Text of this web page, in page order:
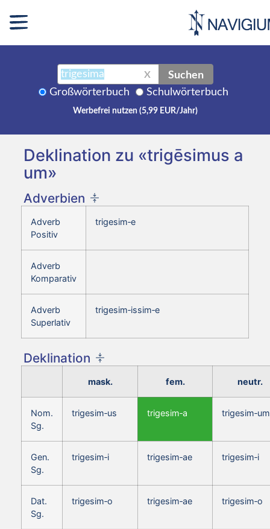
X Suchen
Großwörterbuch Schulwörterbuch
Werbefrei nutzen (5,99 EUR/Jahr)
Deklination zu «trigēsimus a
um»
Adverbien
Adverb
Positiv
trigesim‑e
Adverb
Komparativ
Adverb
Superlativ
trigesim‑issim‑e
Deklination
mask. fem. neutr.
Nom.
Sg.
trigesim‑us trigesim‑a trigesim‑um
Gen.
Sg.
trigesim‑i trigesim‑ae trigesim‑i
Dat.
Sg.
trigesim‑o trigesim‑ae trigesim‑o